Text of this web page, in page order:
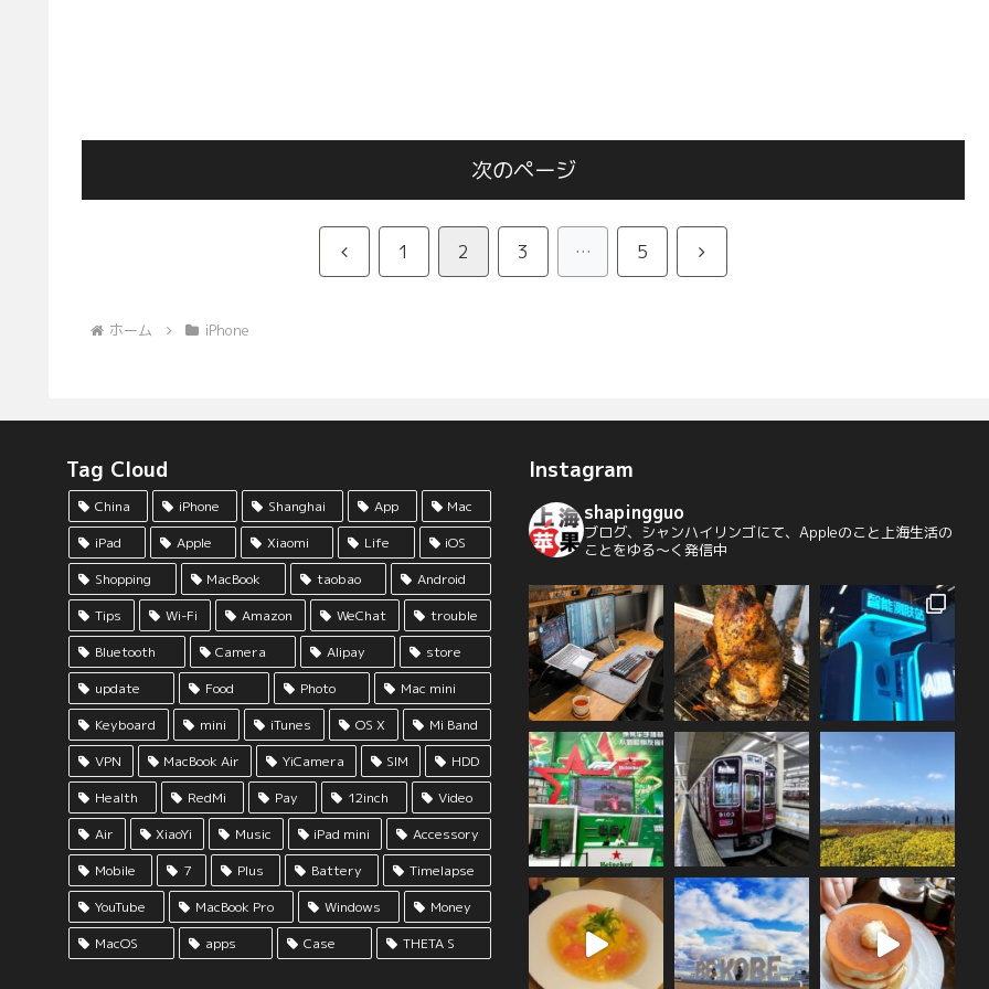
次のページ
前
1 2 3 … 5
次
ホーム iPhone
Tag Cloud
China iPhone Shanghai App
Mac
iPad
Apple Xiaomi Life
iOS
Shopping
MacBook taobao
Android
Tips
Wi-Fi Amazon WeChat
trouble
Bluetooth
Camera Alipay
store
update
Food Photo
Mac mini
Keyboard
mini iTunes OS X
Mi Band
VPN
MacBook Air YiCamera SIM
HDD
Health
RedMi Pay 12inch
Video
Air
XiaoYi Music iPad mini
Accessory
Mobile
7 Plus Battery
Timelapse
YouTube
MacBook Pro Windows
Money
MacOS
apps Case THETA S
Instagram
shapingguo
ブログ、シャンハイリンゴにて、Appleのこと上海生活の
ことをゆる〜く発信中